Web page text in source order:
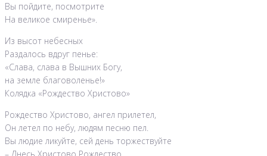
Вы пойдите, посмотрите
На великое смиренье».
Из высот небесных
Раздалось вдруг пенье:
«Слава, слава в Вышних Богу,
на земле благоволенье!»
Колядка «Рождество Христово»
Рождество Христово, ангел прилетел,
Он летел по небу, людям песню пел.
Вы людие ликуйте, сей день торжествуйте